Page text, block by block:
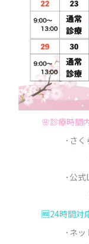
🌸診療時間
･さ
･公式
🆓24時間対
･ネ